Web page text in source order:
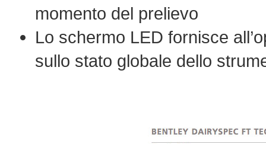
momento del prelievo
Lo schermo LED fornisce
sullo stato globale dello